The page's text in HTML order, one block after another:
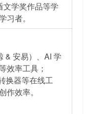
文学奖作品等学
习者。
& 安易）、AI 学
效率工具；
换器等在线工
作效率。